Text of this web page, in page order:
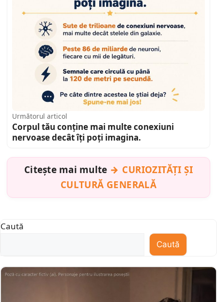
Următorul articol
Corpul tău conține mai multe conexiuni
nervoase decât îți poți imagina.
Citește mai multe
CURIOZITĂȚI ȘI
CULTURĂ GENERALĂ
Caută
Caută